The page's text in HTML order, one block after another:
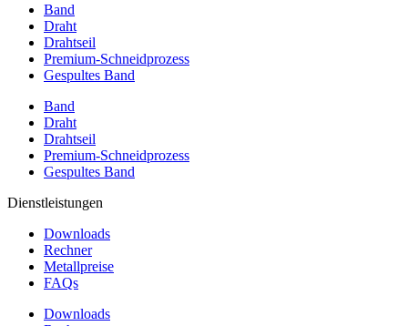
Band
Draht
Drahtseil
Premium-Schneidprozess
Gespultes Band
Band
Draht
Drahtseil
Premium-Schneidprozess
Gespultes Band
Dienstleistungen
Downloads
Rechner
Metallpreise
FAQs
Downloads